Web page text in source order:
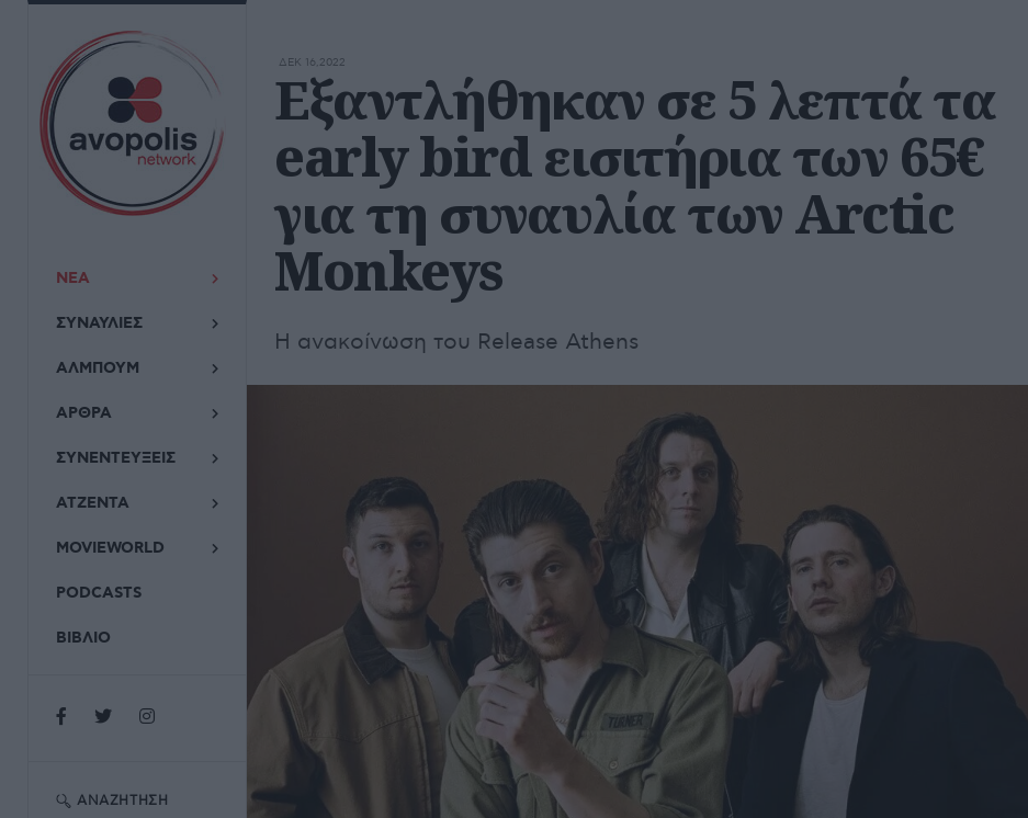
ΝΕΑ
ΣΥΝΑΥΛΙΕΣ
ΑΛΜΠΟΥΜ
ΑΡΘΡΑ
ΣΥΝΕΝΤΕΥΞΕΙΣ
ΑΤΖΕΝΤΑ
MOVIEWORLD
PODCASTS
ΒΙΒΛΙΟ
ΑΝΑΖΉΤΗΣΗ
ΔΕΚ 16,2022
Εξαντλήθηκαν σε 5 λεπτά τα
early bird εισιτήρια των 65€
για τη συναυλία των Arctic
Monkeys
Η ανακοίνωση του Release Athens